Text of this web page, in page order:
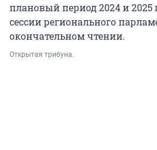
плановый период 2024 и 2025
сессии регионального
окончательном чтении.
Открытая трибуна.